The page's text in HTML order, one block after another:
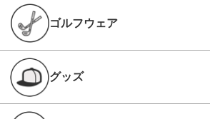
ゴルフウェア
グッズ